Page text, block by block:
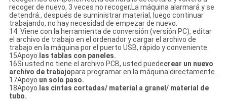
recoger de nuevo, 3 veces no recoger,La máquina alarmará y se
detendrá., después de suministrar material, luego continuar
trabajando, no hay necesidad de empezar de nuevo.
14. Viene con la herramienta de conversión (versión PC), editar
el archivo de trabajo en el ordenador y cargar el archivo de
trabajo en la máquina por el puerto USB, rápido y conveniente.
15Apoyo. las tablas con paneles.
16Si usted no tiene el archivo PCB, usted puedecrear un nuevo
archivo de trabajopara programar en la máquina directamente.
17Apoyo.un solo paso.
18Apoyo. las cintas cortadas/ material a granel/ material de
tubo.